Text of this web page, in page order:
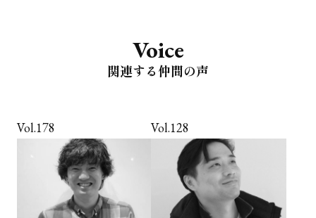
Voice
関連する仲間の声
Vol.178 Vol.128